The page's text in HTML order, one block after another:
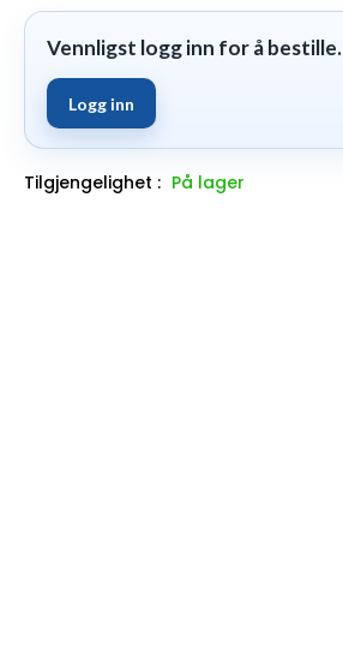
Vennligst logg inn for å bestille.
Logg inn
Tilgjengelighet : På lager